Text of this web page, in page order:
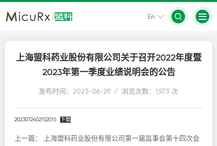
En
上海盟科药业股份有限公司关于召开2022年度暨
2023年第一季度业绩说明会的公告
发布时间：2023-06-29 / 浏览次数：1,973 次
2023072402152015 下载
上一篇：
上海盟科药业股份有限公司第一届监事会第十四次会